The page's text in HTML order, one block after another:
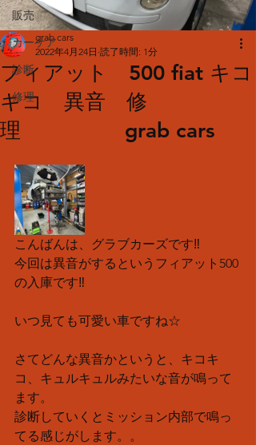
販売
カーケア
診断
修理
フィアット 500 fiat キコ
キコ 異音 修
理 grab cars
grab cars
2022年4月24日 読了時間: 1分
こんばんは、グラブカーズです‼︎
今回は異音がするというフィアット500
の入庫です‼
いつ見ても可愛い車ですね☆
さてどんな異音かというと、キコキ
コ、キュルキュルみたいな音が鳴って
ます。
診断していくとミッション内部で鳴っ
てる感じがします。。